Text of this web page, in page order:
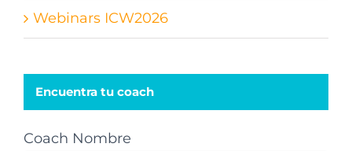
Webinars ICW2026
Encuentra tu coach
Coach Nombre